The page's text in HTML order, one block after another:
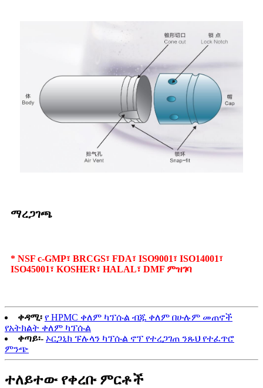
ማረጋገጫ
* NSF c-GMP፣ BRCGS፣ FDA፣ ISO9001፣ ISO14001፣
ISO45001፣ KOSHER፣ HALAL፣ DMF ምዝገባ
ቀዳሚ፡ የ HPMC ቀለም ካፕሱል ብጁ ቀለም በሁሉም መጠኖች
የአትክልት ቀለም ካፕሱል
ቀጣይ፡- ኦርጋኒክ ፑሉላን ካፕሱል ኖፕ የተረጋገጠ ንጹህ የተፈጥሮ
ምንጭ
ተለይተው የቀረቡ ምርቶች